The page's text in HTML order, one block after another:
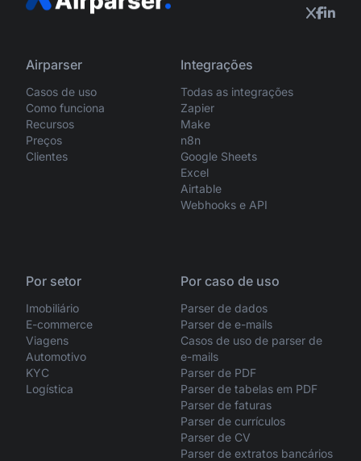
Airparser
Casos de uso
Como funciona
Recursos
Preços
Clientes
Integrações
Todas as integrações
Zapier
Make
n8n
Google Sheets
Excel
Airtable
Webhooks e API
Por setor
Imobiliário
E-commerce
Viagens
Automotivo
KYC
Logística
Por caso de uso
Parser de dados
Parser de e-mails
Casos de uso de parser de
e-mails
Parser de PDF
Parser de tabelas em PDF
Parser de faturas
Parser de currículos
Parser de CV
Parser de extratos bancários